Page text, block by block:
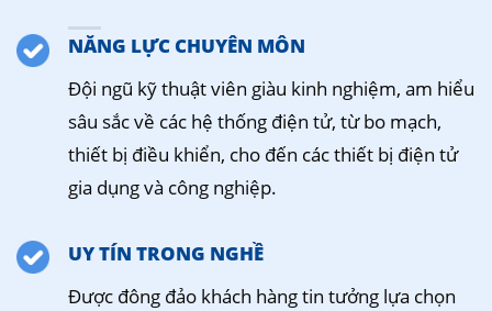
NĂNG LỰC CHUYÊN MÔN
Đội ngũ kỹ thuật viên giàu kinh nghiệm, am hiểu
sâu sắc về các hệ thống điện tử, từ bo mạch,
thiết bị điều khiển, cho đến các thiết bị điện tử
gia dụng và công nghiệp.
UY TÍN TRONG NGHỀ
Được đông đảo khách hàng tin tưởng lựa chọn